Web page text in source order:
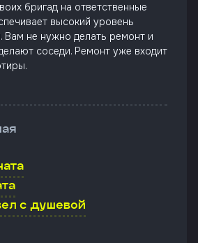
бригад на ответственные
высокий уровень
Вам не нужно делать ремонт и
соседи. Ремонт уже входит
с душевой